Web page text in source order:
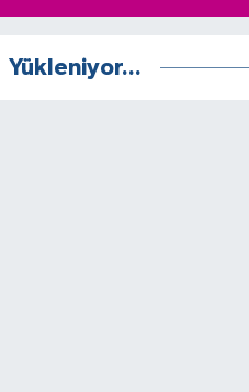
Yükleniyor...